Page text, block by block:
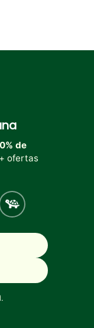
de
+ ofertas
Tortugas
.